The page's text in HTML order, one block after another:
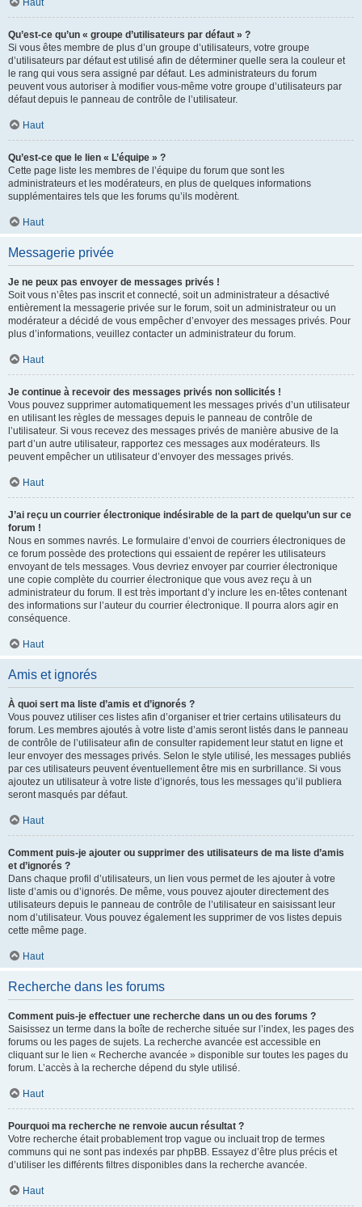
Haut
Qu’est-ce qu’un « groupe d’utilisateurs par défaut » ?
Si vous êtes membre de plus d’un groupe d’utilisateurs, votre groupe
d’utilisateurs par défaut est utilisé afin de déterminer quelle sera la couleur et
le rang qui vous sera assigné par défaut. Les administrateurs du forum
peuvent vous autoriser à modifier vous-même votre groupe d’utilisateurs par
défaut depuis le panneau de contrôle de l’utilisateur.
Haut
Qu’est-ce que le lien « L’équipe » ?
Cette page liste les membres de l’équipe du forum que sont les
administrateurs et les modérateurs, en plus de quelques informations
supplémentaires tels que les forums qu’ils modèrent.
Haut
Messagerie privée
Je ne peux pas envoyer de messages privés !
Soit vous n’êtes pas inscrit et connecté, soit un administrateur a désactivé
entièrement la messagerie privée sur le forum, soit un administrateur ou un
modérateur a décidé de vous empêcher d’envoyer des messages privés. Pour
plus d’informations, veuillez contacter un administrateur du forum.
Haut
Je continue à recevoir des messages privés non sollicités !
Vous pouvez supprimer automatiquement les messages privés d’un utilisateur
en utilisant les règles de messages depuis le panneau de contrôle de
l’utilisateur. Si vous recevez des messages privés de manière abusive de la
part d’un autre utilisateur, rapportez ces messages aux modérateurs. Ils
peuvent empêcher un utilisateur d’envoyer des messages privés.
Haut
J’ai reçu un courrier électronique indésirable de la part de quelqu’un sur ce
forum !
Nous en sommes navrés. Le formulaire d’envoi de courriers électroniques de
ce forum possède des protections qui essaient de repérer les utilisateurs
envoyant de tels messages. Vous devriez envoyer par courrier électronique
une copie complète du courrier électronique que vous avez reçu à un
administrateur du forum. Il est très important d’y inclure les en-têtes contenant
des informations sur l’auteur du courrier électronique. Il pourra alors agir en
conséquence.
Haut
Amis et ignorés
À quoi sert ma liste d’amis et d’ignorés ?
Vous pouvez utiliser ces listes afin d’organiser et trier certains utilisateurs du
forum. Les membres ajoutés à votre liste d’amis seront listés dans le panneau
de contrôle de l’utilisateur afin de consulter rapidement leur statut en ligne et
leur envoyer des messages privés. Selon le style utilisé, les messages publiés
par ces utilisateurs peuvent éventuellement être mis en surbrillance. Si vous
ajoutez un utilisateur à votre liste d’ignorés, tous les messages qu’il publiera
seront masqués par défaut.
Haut
Comment puis-je ajouter ou supprimer des utilisateurs de ma liste d’amis
et d’ignorés ?
Dans chaque profil d’utilisateurs, un lien vous permet de les ajouter à votre
liste d’amis ou d’ignorés. De même, vous pouvez ajouter directement des
utilisateurs depuis le panneau de contrôle de l’utilisateur en saisissant leur
nom d’utilisateur. Vous pouvez également les supprimer de vos listes depuis
cette même page.
Haut
Recherche dans les forums
Comment puis-je effectuer une recherche dans un ou des forums ?
Saisissez un terme dans la boîte de recherche située sur l’index, les pages des
forums ou les pages de sujets. La recherche avancée est accessible en
cliquant sur le lien « Recherche avancée » disponible sur toutes les pages du
forum. L’accès à la recherche dépend du style utilisé.
Haut
Pourquoi ma recherche ne renvoie aucun résultat ?
Votre recherche était probablement trop vague ou incluait trop de termes
communs qui ne sont pas indexés par phpBB. Essayez d’être plus précis et
d’utiliser les différents filtres disponibles dans la recherche avancée.
Haut